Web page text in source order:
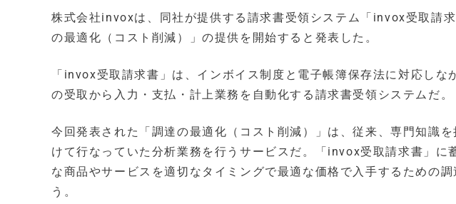
株式会社invoxは、同社が提供する請求書受領システム「invox受取請
の最適化（コスト削減）」の提供を開始すると発表した。
「invox受取請求書」は、インボイス制度と電子帳簿保存法に対応しな
の受取から入力・支払・計上業務を自動化する請求書受領システムだ。
今回発表された「調達の最適化（コスト削減）」は、従来、専門知識
けて行なっていた分析業務を行うサービスだ。「invox受取請求書」に
な商品やサービスを適切なタイミングで最適な価格で入手するための
う。